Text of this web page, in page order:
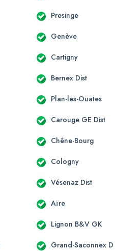
Presinge
Genève
Cartigny
Bernex Dist
Plan-les-Ouates
Carouge GE Dist
Chêne-Bourg
Cologny
Vésenaz Dist
Aïre
Lignon B&V GK
Grand-Saconnex D